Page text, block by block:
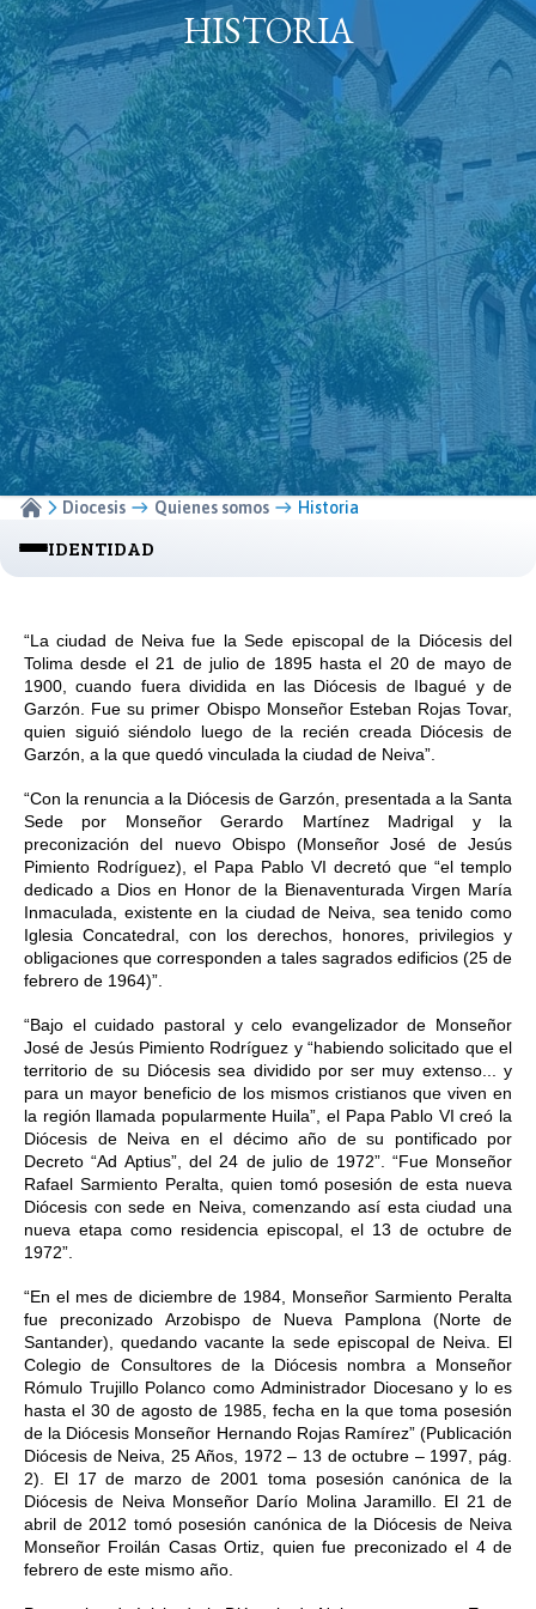
HISTORIA
Diocesis Quienes somos Historia
IDENTIDAD
“La ciudad de Neiva fue la Sede episcopal de la Diócesis del
Tolima desde el 21 de julio de 1895 hasta el 20 de mayo de
1900, cuando fuera dividida en las Diócesis de Ibagué y de
Garzón. Fue su primer Obispo Monseñor Esteban Rojas Tovar,
quien siguió siéndolo luego de la recién creada Diócesis de
Garzón, a la que quedó vinculada la ciudad de Neiva”.
“Con la renuncia a la Diócesis de Garzón, presentada a la Santa
Sede por Monseñor Gerardo Martínez Madrigal y la
preconización del nuevo Obispo (Monseñor José de Jesús
Pimiento Rodríguez), el Papa Pablo VI decretó que “el templo
dedicado a Dios en Honor de la Bienaventurada Virgen María
Inmaculada, existente en la ciudad de Neiva, sea tenido como
Iglesia Concatedral, con los derechos, honores, privilegios y
obligaciones que corresponden a tales sagrados edificios (25 de
febrero de 1964)”.
“Bajo el cuidado pastoral y celo evangelizador de Monseñor
José de Jesús Pimiento Rodríguez y “habiendo solicitado que el
territorio de su Diócesis sea dividido por ser muy extenso... y
para un mayor beneficio de los mismos cristianos que viven en
la región llamada popularmente Huila”, el Papa Pablo VI creó la
Diócesis de Neiva en el décimo año de su pontificado por
Decreto “Ad Aptius”, del 24 de julio de 1972”. “Fue Monseñor
Rafael Sarmiento Peralta, quien tomó posesión de esta nueva
Diócesis con sede en Neiva, comenzando así esta ciudad una
nueva etapa como residencia episcopal, el 13 de octubre de
1972”.
“En el mes de diciembre de 1984, Monseñor Sarmiento Peralta
fue preconizado Arzobispo de Nueva Pamplona (Norte de
Santander), quedando vacante la sede episcopal de Neiva. El
Colegio de Consultores de la Diócesis nombra a Monseñor
Rómulo Trujillo Polanco como Administrador Diocesano y lo es
hasta el 30 de agosto de 1985, fecha en la que toma posesión
de la Diócesis Monseñor Hernando Rojas Ramírez” (Publicación
Diócesis de Neiva, 25 Años, 1972 – 13 de octubre – 1997, pág.
2). El 17 de marzo de 2001 toma posesión canónica de la
Diócesis de Neiva Monseñor Darío Molina Jaramillo. El 21 de
abril de 2012 tomó posesión canónica de la Diócesis de Neiva
Monseñor Froilán Casas Ortiz, quien fue preconizado el 4 de
febrero de este mismo año.